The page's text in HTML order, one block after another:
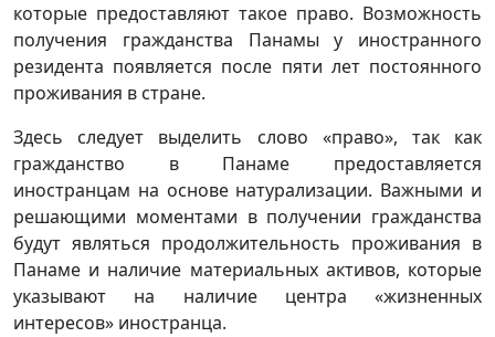
которые предоставляют такое право. Возможность
получения гражданства Панамы у иностранного
резидента появляется после пяти лет постоянного
проживания в стране.
Здесь следует выделить слово «право», так как
гражданство в Панаме предоставляется
иностранцам на основе натурализации. Важными и
решающими моментами в получении гражданства
будут являться продолжительность проживания в
Панаме и наличие материальных активов, которые
указывают на наличие центра «жизненных
интересов» иностранца.